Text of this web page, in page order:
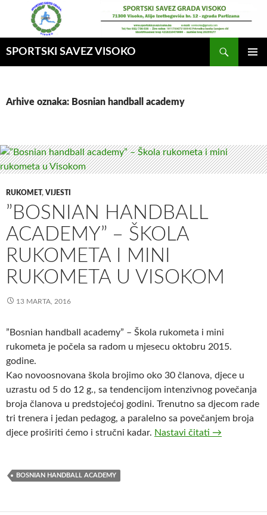
SPORTSKI SAVEZ VISOKO
Arhive oznaka: Bosnian handball academy
RUKOMET, VIJESTI
”BOSNIAN HANDBALL
ACADEMY” – ŠKOLA
RUKOMETA I MINI
RUKOMETA U VISOKOM
13 MARTA, 2016
”Bosnian handball academy” – Škola rukometa i mini
rukometa je počela sa radom u mjesecu oktobru 2015.
godine.
Kao novoosnovana škola brojimo oko 30 članova, djece u
uzrastu od 5 do 12 g., sa tendencijom intenzivnog povečanja
broja članova u predstojećoj godini. Trenutno sa djecom rade
tri trenera i jedan pedagog, a paralelno sa povečanjem broja
djece proširiti ćemo i stručni kadar. Nastavi čitati ”Bosnian
→
BOSNIAN HANDBALL ACADEMY